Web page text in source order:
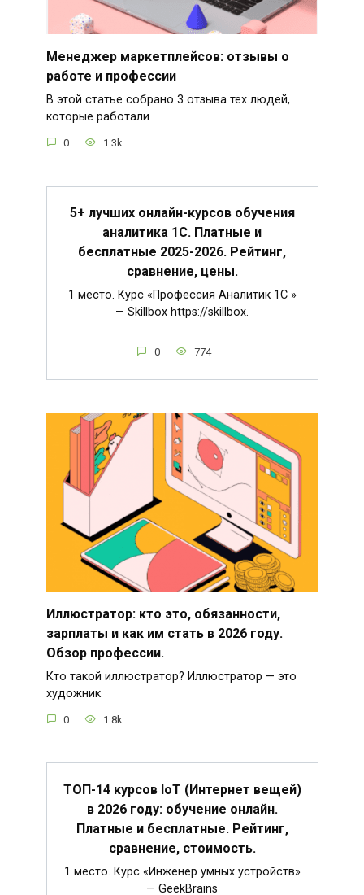
Менеджер маркетплейсов: отзывы о
работе и профессии
В этой статье собрано 3 отзыва тех людей,
которые работали
0 1.3k.
5+ лучших онлайн-курсов обучения
аналитика 1С. Платные и
бесплатные 2025-2026. Рейтинг,
сравнение, цены.
1 место. Курс «Профессия Аналитик 1C »
— Skillbox https://skillbox.
0 774
Иллюстратор: кто это, обязанности,
зарплаты и как им стать в 2026 году.
Обзор профессии.
Кто такой иллюстратор? Иллюстратор — это
художник
0 1.8k.
ТОП-14 курсов IoT (Интернет вещей)
в 2026 году: обучение онлайн.
Платные и бесплатные. Рейтинг,
сравнение, стоимость.
1 место. Курс «Инженер умных устройств»
— GeekBrains